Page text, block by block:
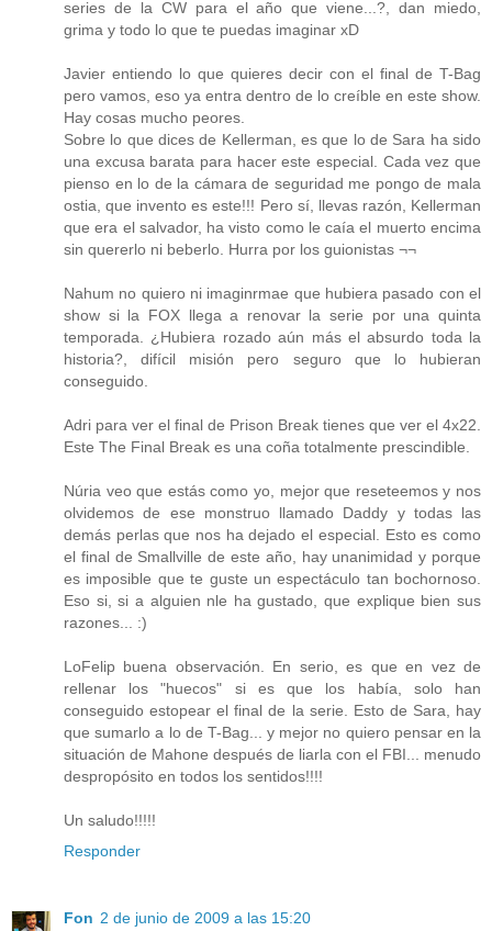
series de la CW para el año que viene...?, dan miedo,
grima y todo lo que te puedas imaginar xD
Javier entiendo lo que quieres decir con el final de T-Bag
pero vamos, eso ya entra dentro de lo creíble en este show.
Hay cosas mucho peores.
Sobre lo que dices de Kellerman, es que lo de Sara ha sido
una excusa barata para hacer este especial. Cada vez que
pienso en lo de la cámara de seguridad me pongo de mala
ostia, que invento es este!!! Pero sí, llevas razón, Kellerman
que era el salvador, ha visto como le caía el muerto encima
sin quererlo ni beberlo. Hurra por los guionistas ¬¬
Nahum no quiero ni imaginrmae que hubiera pasado con el
show si la FOX llega a renovar la serie por una quinta
temporada. ¿Hubiera rozado aún más el absurdo toda la
historia?, difícil misión pero seguro que lo hubieran
conseguido.
Adri para ver el final de Prison Break tienes que ver el 4x22.
Este The Final Break es una coña totalmente prescindible.
Núria veo que estás como yo, mejor que reseteemos y nos
olvidemos de ese monstruo llamado Daddy y todas las
demás perlas que nos ha dejado el especial. Esto es como
el final de Smallville de este año, hay unanimidad y porque
es imposible que te guste un espectáculo tan bochornoso.
Eso si, si a alguien nle ha gustado, que explique bien sus
razones... :)
LoFelip buena observación. En serio, es que en vez de
rellenar los "huecos" si es que los había, solo han
conseguido estopear el final de la serie. Esto de Sara, hay
que sumarlo a lo de T-Bag... y mejor no quiero pensar en la
situación de Mahone después de liarla con el FBI... menudo
despropósito en todos los sentidos!!!!
Un saludo!!!!!
Responder
Fon 2 de junio de 2009 a las 15:20